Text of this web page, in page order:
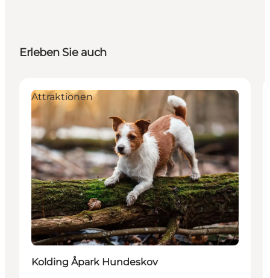
Erleben Sie auch
Attraktionen
Kolding Åpark Hundeskov